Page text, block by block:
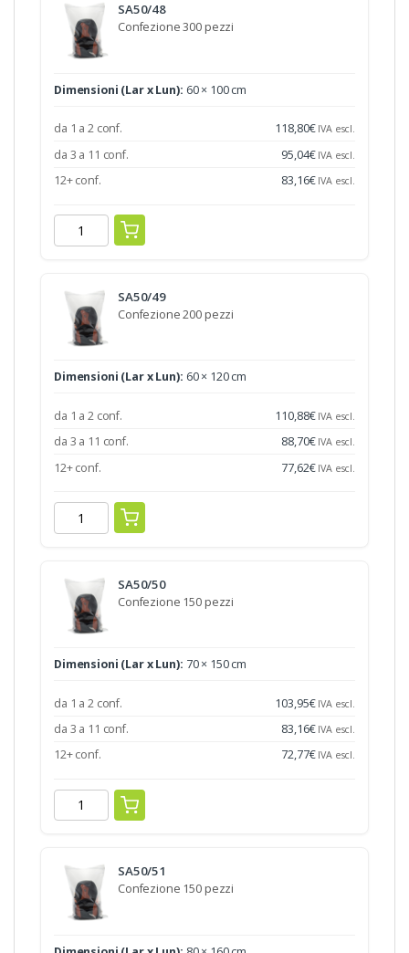
SA50/48
Confezione 300 pezzi
Dimensioni (Lar x Lun): 60 × 100 cm
da 1 a 2 conf. 118,80€ IVA escl.
da 3 a 11 conf. 95,04€ IVA escl.
12+ conf. 83,16€ IVA escl.
SA50/49
Confezione 200 pezzi
Dimensioni (Lar x Lun): 60 × 120 cm
da 1 a 2 conf. 110,88€ IVA escl.
da 3 a 11 conf. 88,70€ IVA escl.
12+ conf. 77,62€ IVA escl.
SA50/50
Confezione 150 pezzi
Dimensioni (Lar x Lun): 70 × 150 cm
da 1 a 2 conf. 103,95€ IVA escl.
da 3 a 11 conf. 83,16€ IVA escl.
12+ conf. 72,77€ IVA escl.
SA50/51
Confezione 150 pezzi